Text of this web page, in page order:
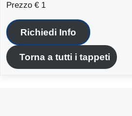
Prezzo € 1
Richiedi Info
Torna a tutti i tappeti